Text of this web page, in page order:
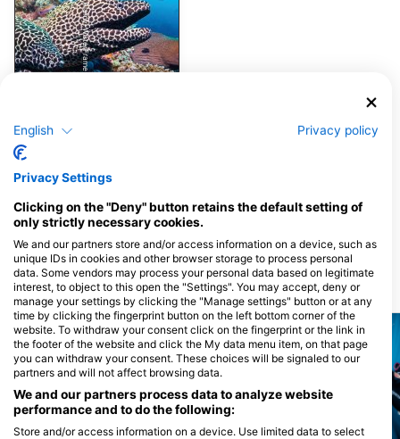
Alamy-WaterFrame
J F M A M J J A S O N D
Közelben lévő merülőhelyek
English Privacy policy
Privacy Settings
Clicking on the "Deny" button retains the default setting of
only strictly necessary cookies.
We and our partners store and/or access information on a device, such as
unique IDs in cookies and other browser storage to process personal
data. Some vendors may process your personal data based on legitimate
interest, to object to this open the "Settings". You may accept, deny or
manage your settings by clicking the "Manage settings" button or at any
time by clicking the fingerprint button on the left bottom corner of the
website. To withdraw your consent click on the fingerprint or the link in
the footer of the website and click the My data menu item, on that page
you can withdraw your consent. These choices will be signaled to our
partners and will not affect browsing data.
We and our partners process data to analyze website
performance and to do the following:
Store and/or access information on a device. Use limited data to select